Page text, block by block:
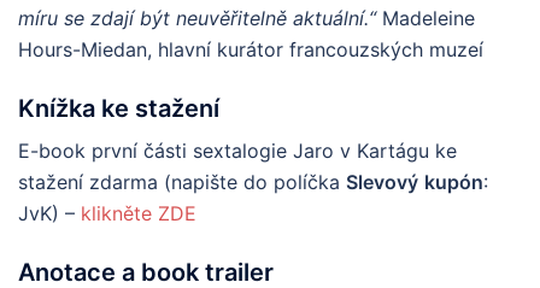
míru se zdají být neuvěřitelně aktuální.“ Madeleine
Hours-Miedan, hlavní kurátor francouzských muzeí
Knížka ke stažení
E-book první části sextalogie Jaro v Kartágu ke
stažení zdarma (napište do políčka Slevový kupón:
JvK) – klikněte ZDE
Anotace a book trailer